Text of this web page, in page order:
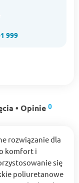
999
• Opinie 0
rozwiązanie dla
komfort i
się
poliuretanowe